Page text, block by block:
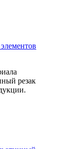
резак